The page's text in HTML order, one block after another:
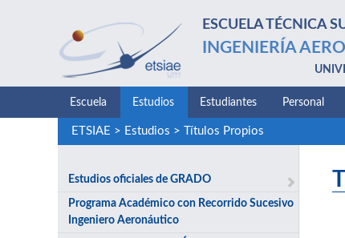
ESCUELA TÉCNICA
INGENIERÍA
Escuela Estudios Estudiantes Personal
ETSIAE > Estudios > Títulos Propios
Estudios oficiales de GRADO
Programa Académico con Recorrido Sucesivo
Ingeniero Aeronáutico